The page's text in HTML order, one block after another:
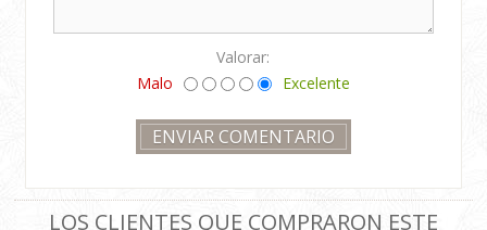
Valorar:
Malo
Excelente
LOS CLIENTES QUE COMPRARON ESTE